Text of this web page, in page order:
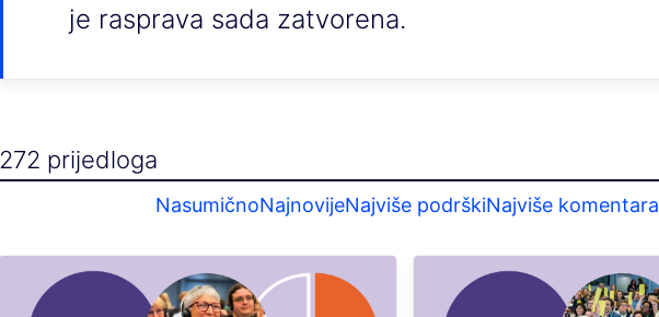
je rasprava sada zatvorena.
272 prijedloga
NasumičnoNajnovijeNajviše podrškiNajviše komentara